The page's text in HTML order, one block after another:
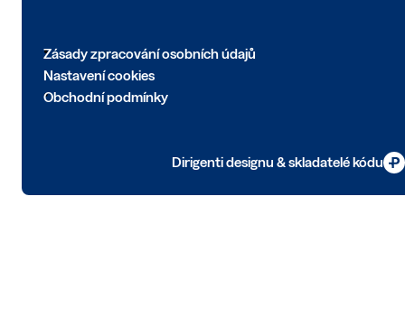
Zásady zpracování osobních údajů
Nastavení cookies
Obchodní podmínky
Dirigenti designu & skladatelé kódu